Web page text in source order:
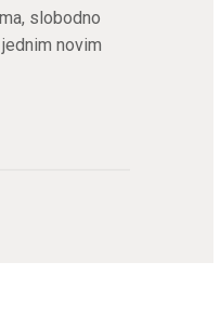
slobodno
novim